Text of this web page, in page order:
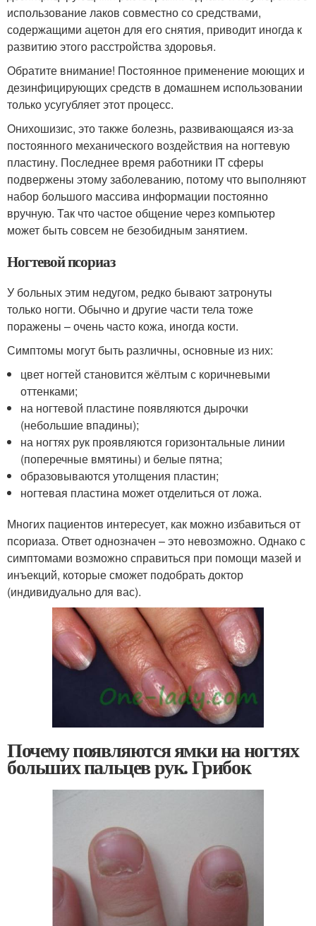
использование лаков совместно со средствами,
содержащими ацетон для его снятия, приводит иногда к
развитию этого расстройства здоровья.
Обратите внимание! Постоянное применение моющих и
дезинфицирующих средств в домашнем использовании
только усугубляет этот процесс.
Онихошизис, это также болезнь, развивающаяся из-за
постоянного механического воздействия на ногтевую
пластину. Последнее время работники IT сферы
подвержены этому заболеванию, потому что выполняют
набор большого массива информации постоянно
вручную. Так что частое общение через компьютер
может быть совсем не безобидным занятием.
Ногтевой псориаз
У больных этим недугом, редко бывают затронуты
только ногти. Обычно и другие части тела тоже
поражены – очень часто кожа, иногда кости.
Симптомы могут быть различны, основные из них:
цвет ногтей становится жёлтым с коричневыми
оттенками;
на ногтевой пластине появляются дырочки
(небольшие впадины);
на ногтях рук проявляются горизонтальные линии
(поперечные вмятины) и белые пятна;
образовываются утолщения пластин;
ногтевая пластина может отделиться от ложа.
Многих пациентов интересует, как можно избавиться от
псориаза. Ответ однозначен – это невозможно. Однако с
симптомами возможно справиться при помощи мазей и
инъекций, которые сможет подобрать доктор
(индивидуально для вас).
Почему появляются ямки на ногтях
больших пальцев рук. Грибок